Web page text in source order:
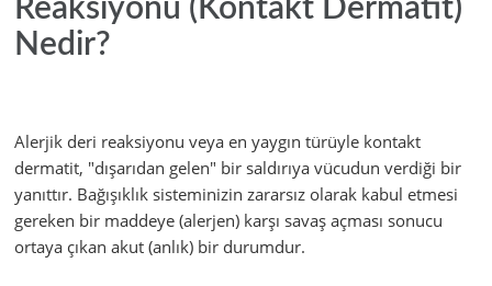
Reaksiyonu (Kontakt Dermatit)
Nedir?
Alerjik deri reaksiyonu veya en yaygın türüyle kontakt
dermatit, "dışarıdan gelen" bir saldırıya vücudun verdiği bir
yanıttır. Bağışıklık sisteminizin zararsız olarak kabul etmesi
gereken bir maddeye (alerjen) karşı savaş açması sonucu
ortaya çıkan akut (anlık) bir durumdur.